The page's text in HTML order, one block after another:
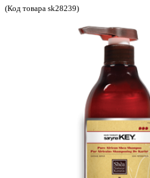
(Код товара sk28239)